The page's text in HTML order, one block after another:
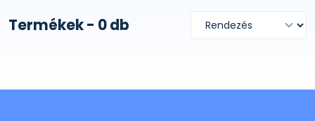
Termékek - 0 db